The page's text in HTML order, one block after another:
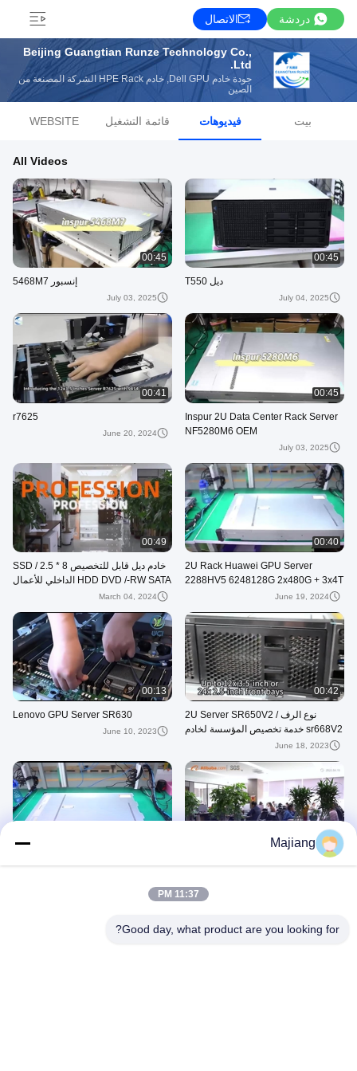
دردشة الاتصال
Beijing Guangtian Runze Technology Co.,
Ltd.
جودة خادم Dell GPU, خادم HPE Rack الشركة المصنعة من
الصين
بيت فيديوهات قائمة التشغيل WEBSITE
All Videos
00:45
ديل T550
July 04, 2025
00:45
إنسبور 5468M7
July 03, 2025
00:45
Inspur 2U Data Center Rack Server
NF5280M6 OEM
July 03, 2025
00:41
r7625
June 20, 2024
00:40
2U Rack Huawei GPU Server
2288HV5 6248128G 2x480G + 3x4T
June 19, 2024
00:49
خادم ديل قابل للتخصيص 8 * 2.5 SSD /
HDD DVD /-RW SATA الداخلي للأعمال
March 04, 2024
00:42
نوع الرف 2U Server SR650V2 /
sr668V2 خدمة تخصيص المؤسسة لخادم
June 18, 2023
00:13
Lenovo GPU Server SR630
June 10, 2023
02:46
مقدمة الشركة
سوبر فيوجن 2288HV5 خادم الرف 2U
May 14, 2023
Majiang
11:37 PM
Good day, what product are you looking for?